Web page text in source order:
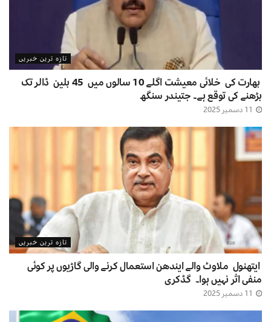
تازہ ترین خبریں
بھارت کی خلائی معیشت اگلے 10 سالوں میں 45 بلین ڈالر تک
بڑھنے کی توقع ہے۔ جتیندر سنگھ
تازہ ترین خبریں
ایتھنول ملاوٹ والے ایندھن استعمال کرنے والی گاڑیوں پر کوئی
منفی اثر نہیں ہوا۔ گڈکری